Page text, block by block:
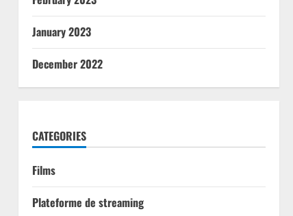
January 2023
December 2022
CATEGORIES
Films
Plateforme de streaming